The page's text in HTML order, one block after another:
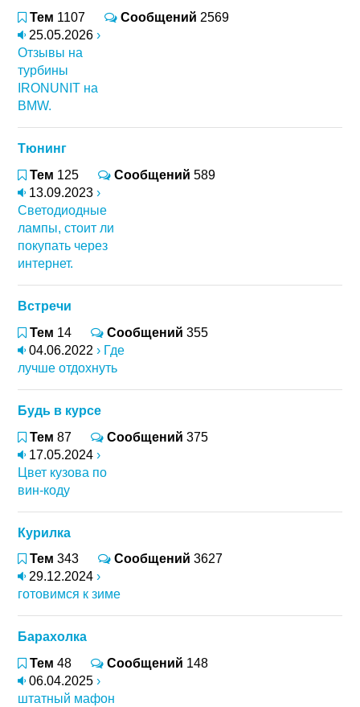
Тем 1107 Сообщений 2569
25.05.2026 ›
Отзывы на
турбины
IRONUNIT на
BMW.
Тюнинг
Тем 125 Сообщений 589
13.09.2023 ›
Светодиодные
лампы, стоит ли
покупать через
интернет.
Встречи
Тем 14 Сообщений 355
04.06.2022 › Где
лучше отдохнуть
Будь в курсе
Тем 87 Сообщений 375
17.05.2024 ›
Цвет кузова по
вин-коду
Курилка
Тем 343 Сообщений 3627
29.12.2024 ›
готовимся к зиме
Барахолка
Тем 48 Сообщений 148
06.04.2025 ›
штатный мафон